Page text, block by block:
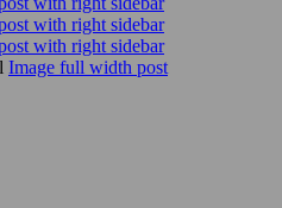
with right sidebar
with right sidebar
Image full width post